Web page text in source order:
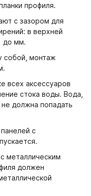
профиля.
с зазором для
в верхней
до мм.
собой, монтаж
всех аксессуаров
стока воды. Вода,
должна попадать
с
металлическим
должен